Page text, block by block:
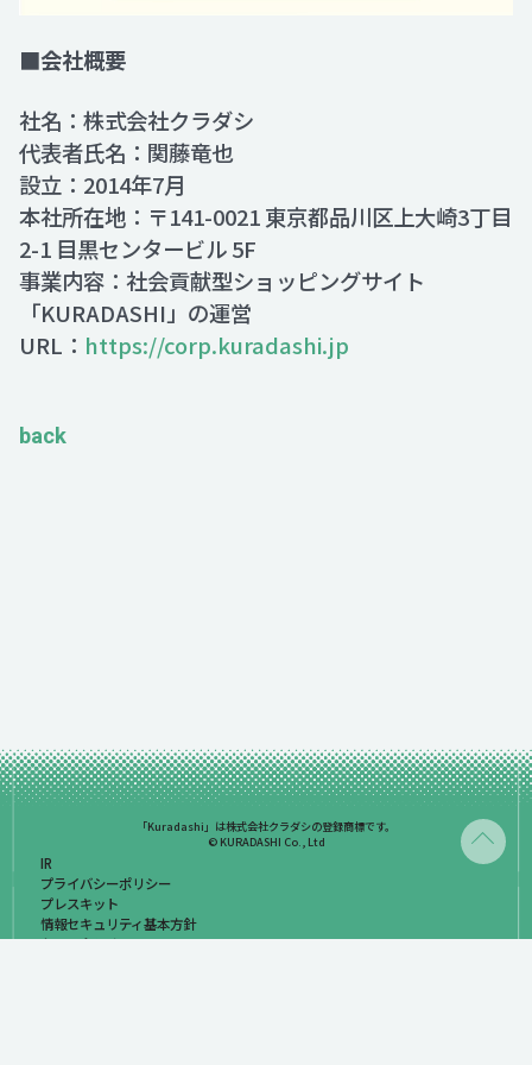
■会社概要
社名：株式会社クラダシ
代表者氏名：関藤竜也
設立：2014年7月
本社所在地：〒141-0021 東京都品川区上大崎3丁目
2-1 目黒センタービル 5F
事業内容：社会貢献型ショッピングサイト
「KURADASHI」の運営
URL： https://corp.kuradashi.jp
back
「Kuradashi」は株式会社クラダシの登録商標です。
© KURADASHI Co., Ltd
IR
プライバシーポリシー
プレスキット
情報セキュリティ基本方針
お問い合わせ